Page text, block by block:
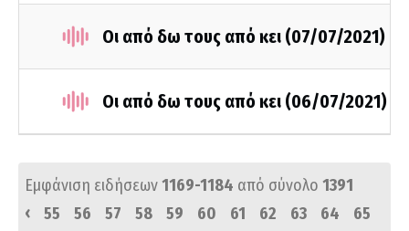
Οι από δω τους από κει (07/07/2021)
Οι από δω τους από κει (06/07/2021)
Εμφάνιση ειδήσεων1169-1184 από σύνολο 1391
‹
55 56 57 58 59 60 61 62 63 64
65